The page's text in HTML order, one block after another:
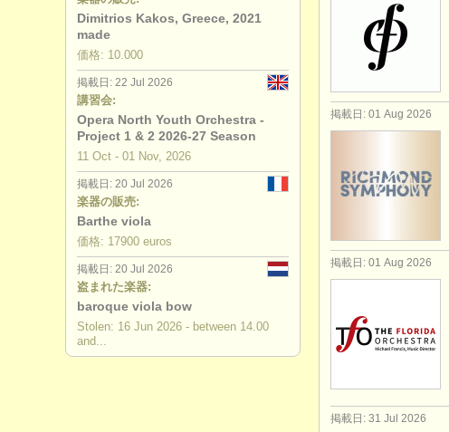
掲載日: 01 Aug 2026
掲載日: 01 Aug 2026
掲載日: 31 Jul 2026
Dimitrios Kakos, Greece, 2021
made
価格: 10.000
掲載日: 22 Jul 2026
講習会:
Opera North Youth Orchestra -
Project 1 & 2 2026-27 Season
11 Oct - 01 Nov, 2026
掲載日: 20 Jul 2026
楽器の販売:
Barthe viola
価格: 17900 euros
掲載日: 20 Jul 2026
盗まれた楽器:
baroque viola bow
Stolen: 16 Jun 2026 - between 14.00
and...